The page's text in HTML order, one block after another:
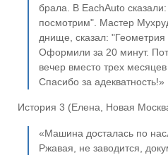
брала. В EachAuto
посмотрим". Мастер
днище, сказал: "Геометрия
Оформили за 20 минут.
вечер вместо трех
Спасибо за адекватность!»
История 3 (Елена, Новая
«Машина досталась по
Ржавая, не заводится,